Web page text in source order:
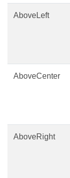
AboveLeft
AboveCenter
AboveRight